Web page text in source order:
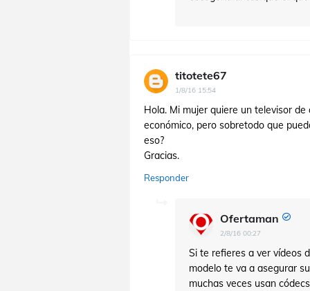
titotete67
1/8/16 15:54
Hola. Mi mujer quiere un televisor
económico, pero sobretodo que
eso?
Gracias.
Responder
Ofertaman
2/8/16 00:27
Si te refieres a ver vídeos
modelo te va a asegurar
muchas veces usan